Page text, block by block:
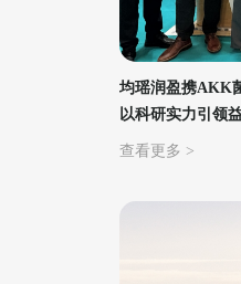
均瑶润盈携AKK
以科研实力引领
查看更多 >